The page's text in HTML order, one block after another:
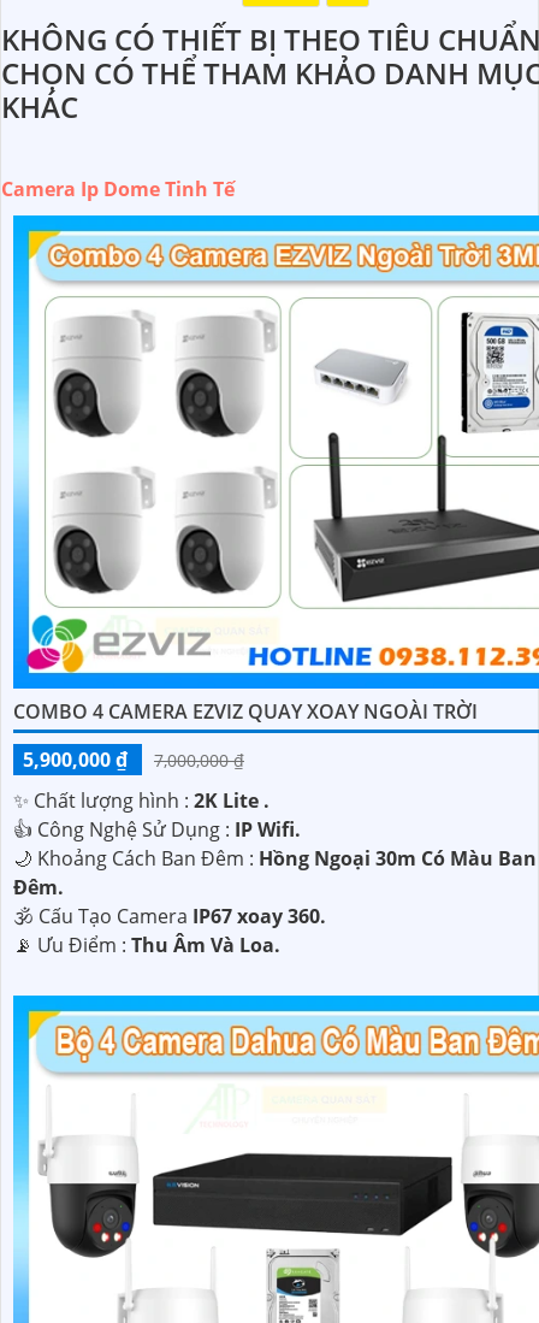
KHÔNG CÓ THIẾT BỊ THEO TIÊU
CHỌN CÓ THỂ THAM KHẢO DANH
KHÁC
Camera Ip Dome Tinh Tế
COMBO 4 CAMERA EZVIZ QUAY XOAY NGOÀI TRỜI
5,900,000 ₫
7,000,000 ₫
✨ Chất lượng hình : 2K Lite .
👍 Công Nghệ Sử Dụng : IP Wifi.
🌙 Khoảng Cách Ban Đêm : Hồng Ngoại 30m Có Màu Ban
Ðêm.
🕉️ Cấu Tạo Camera IP67 xoay 360.
️📡 Ưu Điểm : Thu Âm Và Loa.